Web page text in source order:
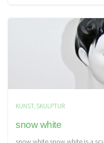
KUNST, SKULPTUR
snow white